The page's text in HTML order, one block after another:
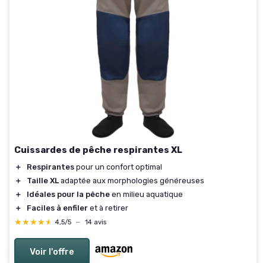
Cuissardes de pêche respirantes XL
＋ Respirantes pour un confort optimal
＋
Taille XL adaptée aux morphologies généreuses
＋
Idéales pour la pêche en milieu aquatique
＋
Faciles à enfiler et à retirer
★★★★★
★★★★★ 4,5/5 — 14 avis
Voir l'offre